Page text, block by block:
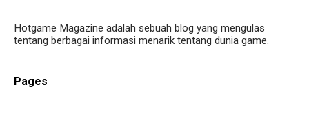
Hotgame Magazine adalah sebuah blog yang mengulas
tentang berbagai informasi menarik tentang dunia game.
Pages